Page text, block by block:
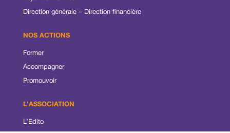
Direction générale – Direction financière
NOS ACTIONS
Former
Accompagner
Promouvoir
L’ASSOCIATION
L’Edito